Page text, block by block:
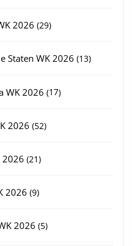
2026 2929
Staten WK 2026 1313
WK 2026 1717
2026 5252
2026 2121
2026 99
2026 55